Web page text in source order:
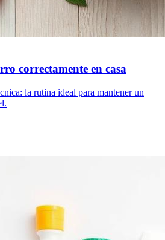
correctamente en casa
la rutina ideal para mantener un